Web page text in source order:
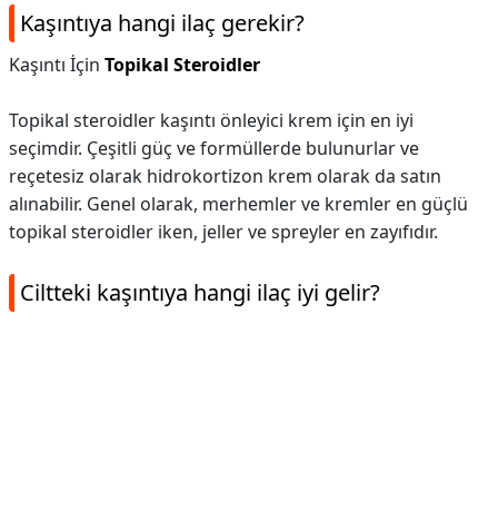
Kaşıntıya hangi ilaç gerekir?
Kaşıntı İçin Topikal Steroidler
Topikal steroidler kaşıntı önleyici krem ​​için en iyi
seçimdir. Çeşitli güç ve formüllerde bulunurlar ve
reçetesiz olarak hidrokortizon krem ​​olarak da satın
alınabilir. Genel olarak, merhemler ve kremler en güçlü
topikal steroidler iken, jeller ve spreyler en zayıfıdır.
Ciltteki kaşıntıya hangi ilaç iyi gelir?